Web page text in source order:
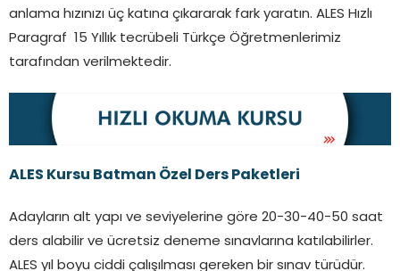
anlama hızınızı üç katına çıkararak fark yaratın. ALES Hızlı
Paragraf 15 Yıllık tecrübeli Türkçe Öğretmenlerimiz
tarafından verilmektedir.
ALES Kursu Batman Özel Ders Paketleri
Adayların alt yapı ve seviyelerine göre 20-30-40-50 saat
ders alabilir ve ücretsiz deneme sınavlarına katılabilirler.
ALES yıl boyu ciddi çalışılması gereken bir sınav türüdür.